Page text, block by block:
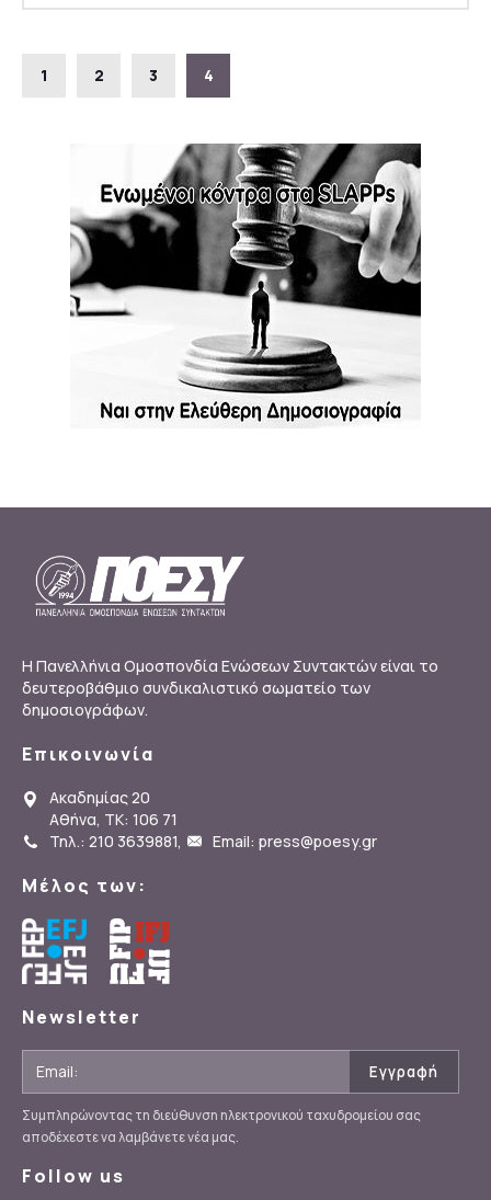
1 2 3 4
Η Πανελλήνια Ομοσπονδία Ενώσεων Συντακτών είναι το
δευτεροβάθμιο συνδικαλιστικό σωματείο των
δημοσιογράφων.
Επικοινωνία
Ακαδημίας 20
Αθήνα, ΤΚ: 106 71
Τηλ.: 210 3639881, Email: press@poesy.gr
Μέλος των:
Newsletter
Συμπληρώνοντας τη διεύθυνση ηλεκτρονικού ταχυδρομείου σας
αποδέχεστε να λαμβάνετε νέα μας.
Follow us